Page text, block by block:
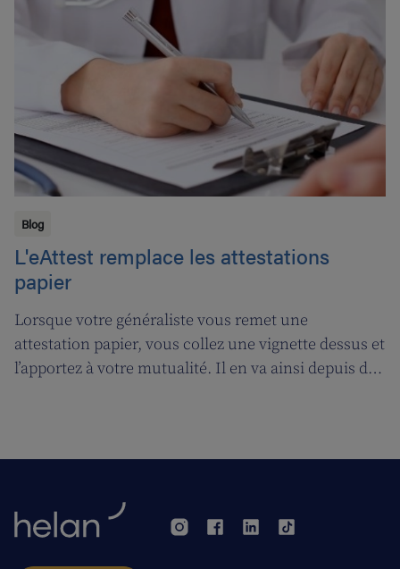
Maurice.
Blog
L'eAttest remplace les attestations
papier
Lorsque votre généraliste vous remet une
attestation papier, vous collez une vignette dessus et
l’apportez à votre mutualité. Il en va ainsi depuis des
vous facilitera grandement la vie.